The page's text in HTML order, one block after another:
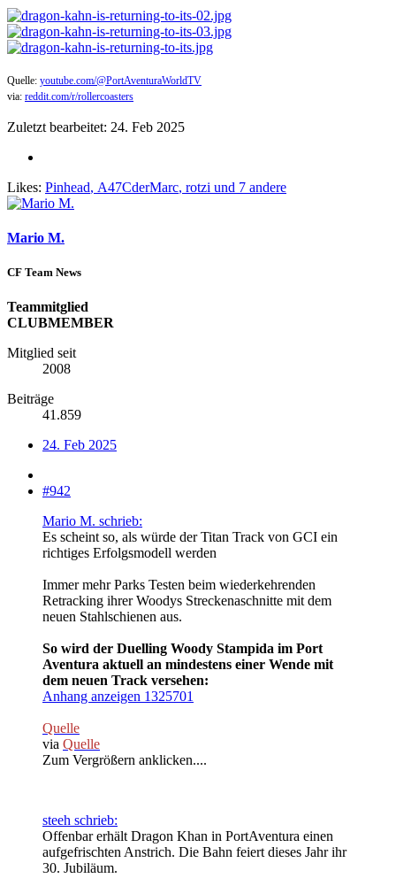
Quelle: youtube.com/@PortAventuraWorldTV
via: reddit.com/r/rollercoasters
Zuletzt bearbeitet: 24. Feb 2025
Likes: Pinhead, A47CderMarc, rotzi und 7 andere
Mario M.
CF Team News
Teammitglied
CLUBMEMBER
Mitglied seit
2008
Beiträge
41.859
24. Feb 2025
#942
Mario M. schrieb:
Es scheint so, als würde der Titan Track von GCI ein
richtiges Erfolgsmodell werden
Immer mehr Parks Testen beim wiederkehrenden
Retracking ihrer Woodys Streckenaschnitte mit dem
neuen Stahlschienen aus.
So wird der Duelling Woody Stampida im Port
Aventura aktuell an mindestens einer Wende mit
dem neuen Track versehen:
Anhang anzeigen 1325701
Quelle
via Quelle
Zum Vergrößern anklicken....
steeh schrieb:
Offenbar erhält Dragon Khan in PortAventura einen
aufgefrischten Anstrich. Die Bahn feiert dieses Jahr ihr
30. Jubiläum.